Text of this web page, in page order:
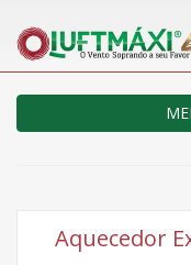
Aquecedor